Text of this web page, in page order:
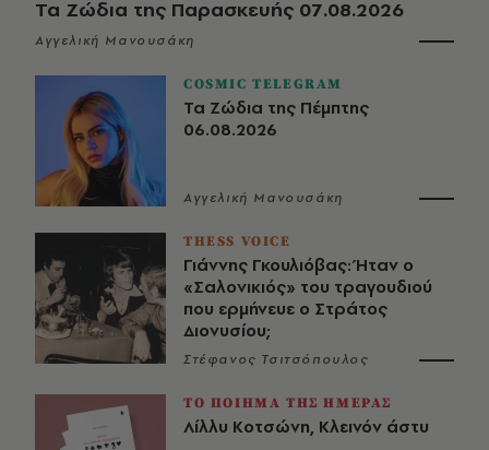
Τα Ζώδια της Παρασκευής 07.08.2026
Αγγελική Μανουσάκη
COSMIC TELEGRAM
Τα Ζώδια της Πέμπτης
06.08.2026
Αγγελική Μανουσάκη
THESS VOICE
Γιάννης Γκουλιόβας: Ήταν ο
«Σαλονικιός» του τραγουδιού
που ερμήνευε ο Στράτος
Διονυσίου;
Στέφανος Τσιτσόπουλος
ΤΟ ΠΟΙΗΜΑ ΤΗΣ ΗΜΕΡΑΣ
Λίλλυ Κοτσώνη, Κλεινόν άστυ